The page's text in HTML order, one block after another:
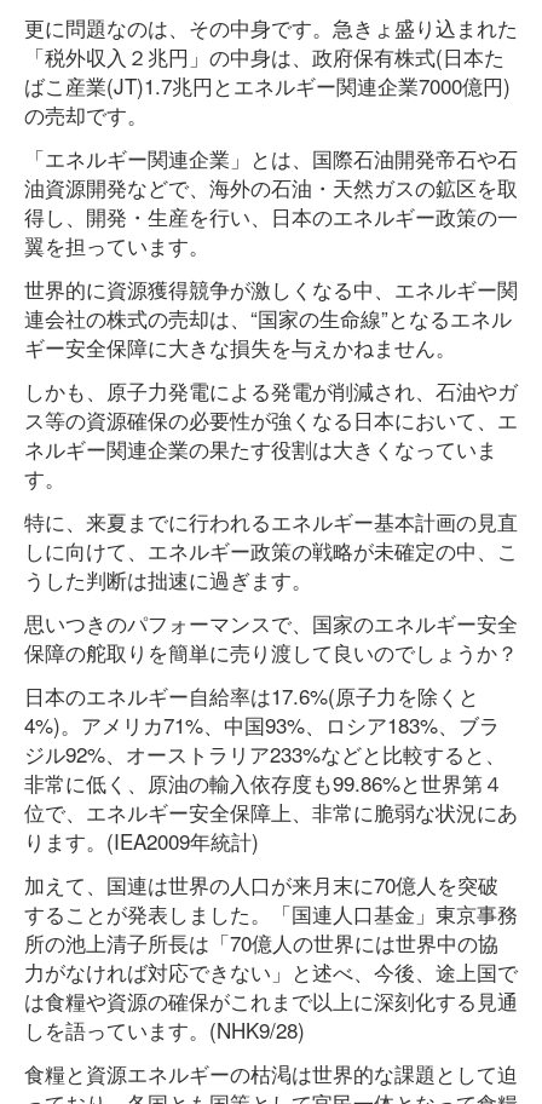
更に問題なのは、その中身です。急きょ盛り込まれた
「税外収入２兆円」の中身は、政府保有株式(日本た
ばこ産業(JT)1.7兆円とエネルギー関連企業7000億円)
の売却です。
「エネルギー関連企業」とは、国際石油開発帝石や石
油資源開発などで、海外の石油・天然ガスの鉱区を取
得し、開発・生産を行い、日本のエネルギー政策の一
翼を担っています。
世界的に資源獲得競争が激しくなる中、エネルギー関
連会社の株式の売却は、“国家の生命線”となるエネル
ギー安全保障に大きな損失を与えかねません。
しかも、原子力発電による発電が削減され、石油やガ
ス等の資源確保の必要性が強くなる日本において、エ
ネルギー関連企業の果たす役割は大きくなっていま
す。
特に、来夏までに行われるエネルギー基本計画の見直
しに向けて、エネルギー政策の戦略が未確定の中、こ
うした判断は拙速に過ぎます。
思いつきのパフォーマンスで、国家のエネルギー安全
保障の舵取りを簡単に売り渡して良いのでしょうか？
日本のエネルギー自給率は17.6%(原子力を除くと
4%)。アメリカ71%、中国93%、ロシア183%、ブラ
ジル92%、オーストラリア233%などと比較すると、
非常に低く、原油の輸入依存度も99.86%と世界第４
位で、エネルギー安全保障上、非常に脆弱な状況にあ
ります。(IEA2009年統計)
加えて、国連は世界の人口が来月末に70億人を突破
することが発表しました。「国連人口基金」東京事務
所の池上清子所長は「70億人の世界には世界中の協
力がなければ対応できない」と述べ、今後、途上国で
は食糧や資源の確保がこれまで以上に深刻化する見通
しを語っています。(NHK9/28)
食糧と資源エネルギーの枯渇は世界的な課題として迫